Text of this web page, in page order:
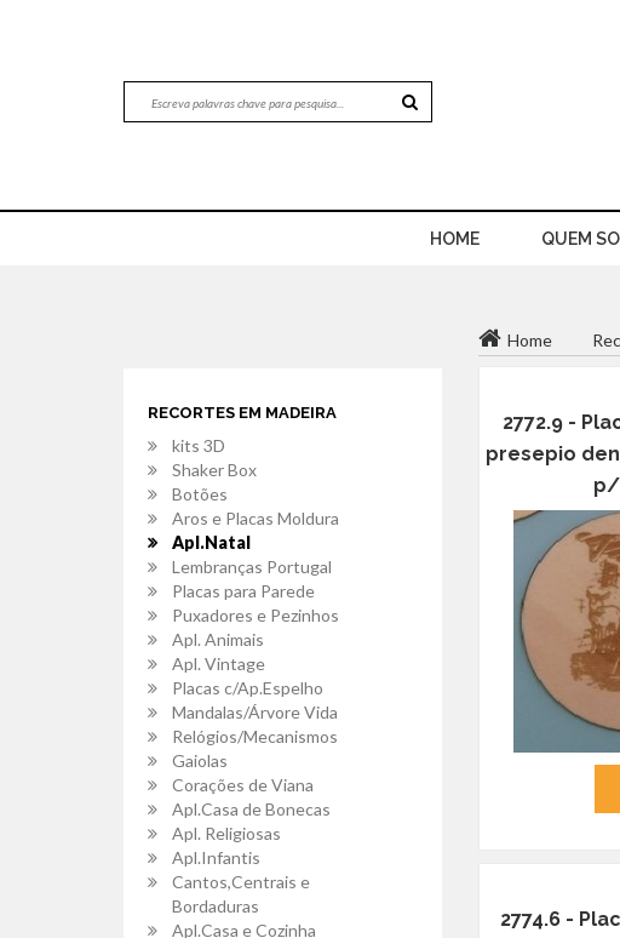
HOME QUEM
RECORTES EM MADEIRA
kits 3D
Shaker Box
Botões
Aros e Placas Moldura
Apl.Natal
Lembranças Portugal
Placas para Parede
Puxadores e Pezinhos
Apl. Animais
Apl. Vintage
Placas c/Ap.Espelho
Mandalas/Árvore Vida
Relógios/Mecanismos
Gaiolas
Corações de Viana
Apl.Casa de Bonecas
Apl. Religiosas
Apl.Infantis
Cantos,Centrais e
Bordaduras
Apl.Casa e Cozinha
Home
2772.9 -
presepio
p/
2774.6 -